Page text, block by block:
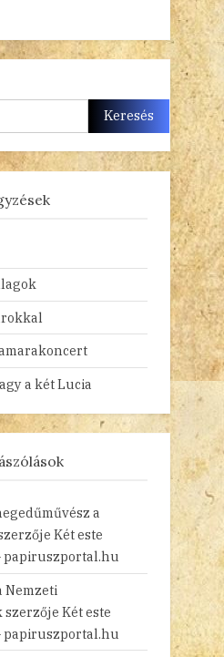
Keresés
a két Lucia
a
Két este
papiruszportal.hu
Nemzeti
szerzője Két este